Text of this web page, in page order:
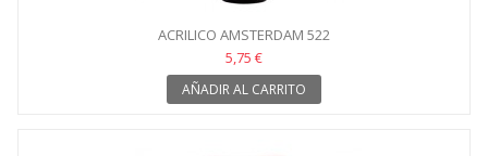
ACRILICO AMSTERDAM 522
5,75 €
AÑADIR AL CARRITO